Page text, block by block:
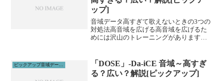
ップ]
音域データ高すぎて歌えないときの3つの
対処法高音域を広げる高音域を広げるた
めには沢山のトレーニングがあります。
向くよりも下を向いて歌った方が出やす
いです。マイクと首の...
「DOSE」-Da-iCE 音域～高すぎ
る？広い？解説[ピックアップ]